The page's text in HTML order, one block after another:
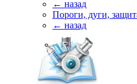
← назад
Пороги, дуги,
← назад